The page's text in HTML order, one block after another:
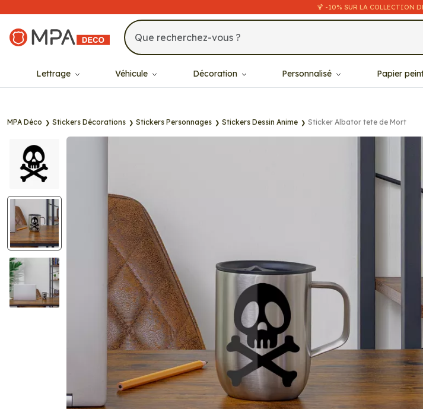
🍹 -10% SUR LA COLLECTION
MPA Déco
Lettrage Véhicule Décoration Personnalisé Papier
MPA Déco Stickers Décorations Stickers Personnages Stickers Dessin Anime Sticker Albator tete de Mort